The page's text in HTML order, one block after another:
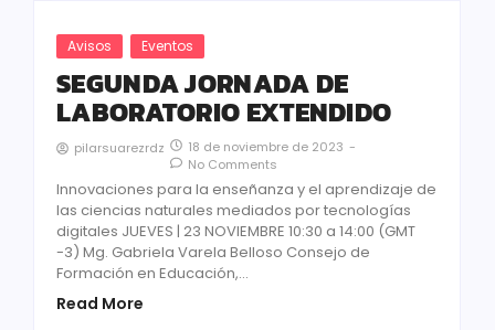
Avisos Eventos
SEGUNDA JORNADA DE
LABORATORIO EXTENDIDO
pilarsuarezrdz 18 de noviembre de 2023 -
No Comments
Innovaciones para la enseñanza y el aprendizaje de
las ciencias naturales mediados por tecnologías
digitales JUEVES | 23 NOVIEMBRE 10:30 a 14:00 (GMT
-3) Mg. Gabriela Varela Belloso Consejo de
Formación en Educación,...
Read More